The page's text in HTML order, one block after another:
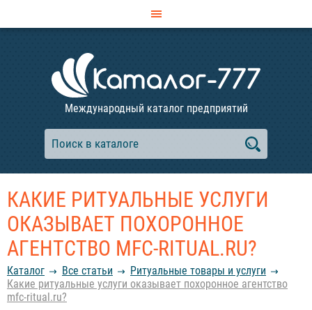
Международный каталог предприятий
КАКИЕ РИТУАЛЬНЫЕ УСЛУГИ
ОКАЗЫВАЕТ ПОХОРОННОЕ
АГЕНТСТВО MFC-RITUAL.RU?
Каталог Все статьи
Ритуальные товары и услуги
Какие ритуальные услуги оказывает похоронное агентство
mfc-ritual.ru?